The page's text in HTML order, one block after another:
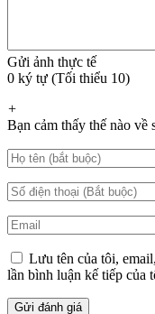
Gửi ảnh thực tế
0 ký tự (Tối thiểu 10)
+
Bạn cảm thấy thế nào về
Lưu tên của tôi,
lần bình luận kế tiếp của